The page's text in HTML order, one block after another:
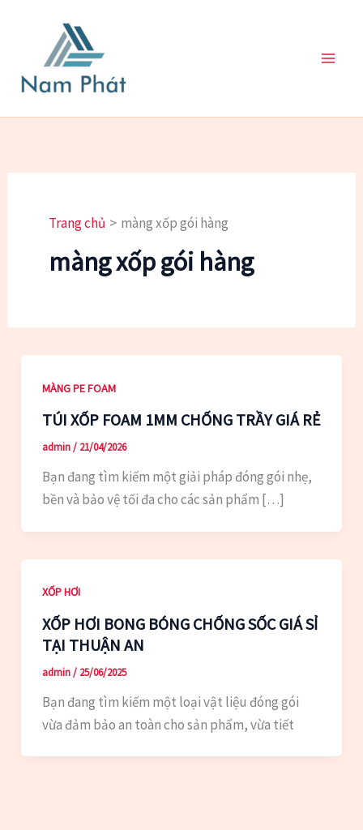
dung
Trang chủ màng xốp gói hàng
màng xốp gói hàng
MÀNG PE FOAM
TÚI XỐP FOAM 1MM CHỐNG TRẦY GIÁ RẺ
admin/ 21/04/2026
Bạn đang tìm kiếm một giải pháp đóng gói nhẹ,
bền và bảo vệ tối đa cho các sản phẩm […]
XỐP HƠI
XỐP HƠI BONG BÓNG CHỐNG SỐC GIÁ SỈ
TẠI THUẬN AN
admin/ 25/06/2025
Bạn đang tìm kiếm một loại vật liệu đóng gói
vừa đảm bảo an toàn cho sản phẩm, vừa tiết